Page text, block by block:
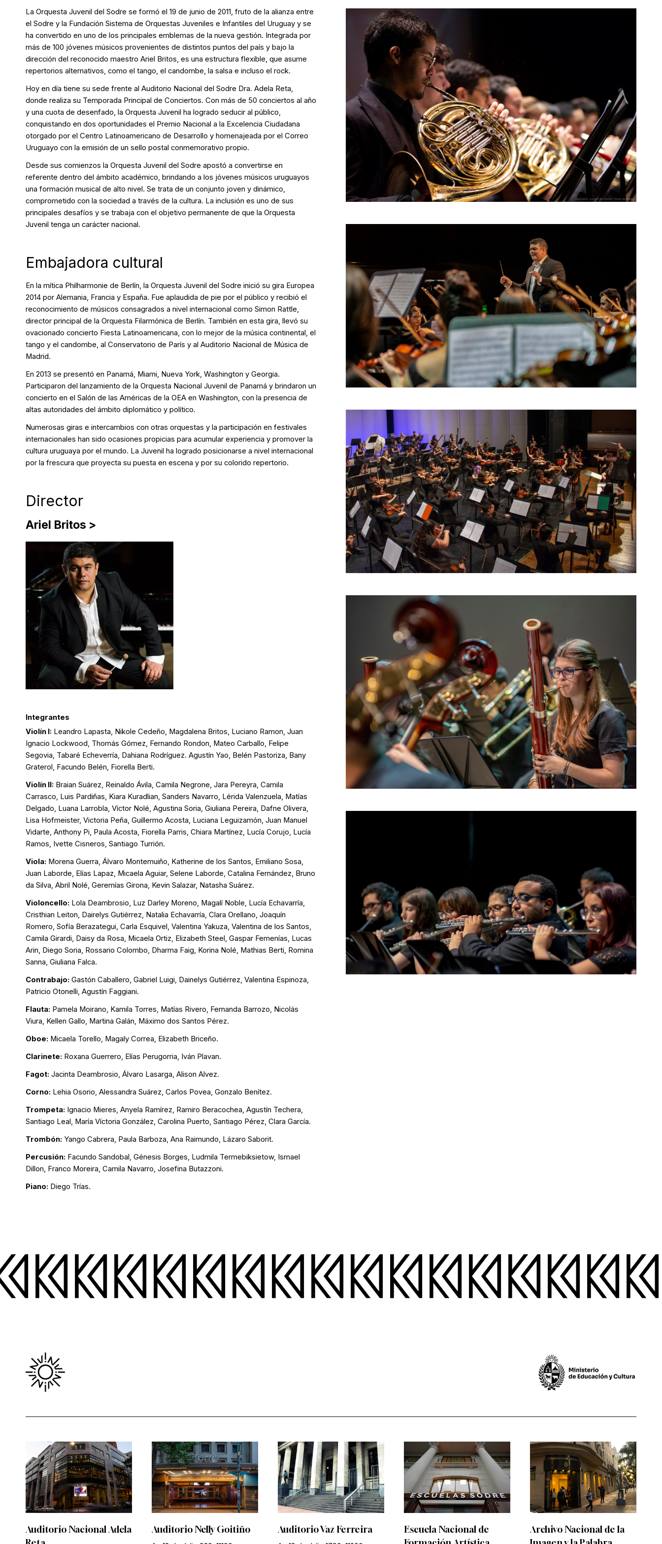
La Orquesta Juvenil del Sodre se formó el 19 de junio de 2011, fruto de la alianza entre
el Sodre y la Fundación Sistema de Orquestas Juveniles e Infantiles del Uruguay y se
ha convertido en uno de los principales emblemas de la nueva gestión. Integrada por
más de 100 jóvenes músicos provenientes de distintos puntos del país y bajo la
dirección del reconocido maestro Ariel Britos, es una estructura flexible, que asume
repertorios alternativos, como el tango, el candombe, la salsa e incluso el rock.
Hoy en día tiene su sede frente al Auditorio Nacional del Sodre Dra. Adela Reta,
donde realiza su Temporada Principal de Conciertos. Con más de 50 conciertos al año
y una cuota de desenfado, la Orquesta Juvenil ha logrado seducir al público,
conquistando en dos oportunidades el Premio Nacional a la Excelencia Ciudadana
otorgado por el Centro Latinoamericano de Desarrollo y homenajeada por el Correo
Uruguayo con la emisión de un sello postal conmemorativo propio.
Desde sus comienzos la Orquesta Juvenil del Sodre apostó a convertirse en
referente dentro del ámbito académico, brindando a los jóvenes músicos uruguayos
una formación musical de alto nivel. Se trata de un conjunto joven y dinámico,
comprometido con la sociedad a través de la cultura. La inclusión es uno de sus
principales desafíos y se trabaja con el objetivo permanente de que la Orquesta
Juvenil tenga un carácter nacional.
Embajadora cultural
En la mítica Philharmonie de Berlín, la Orquesta Juvenil del Sodre inició su gira Europea
2014 por Alemania, Francia y España. Fue aplaudida de pie por el público y recibió el
reconocimiento de músicos consagrados a nivel internacional como Simon Rattle,
director principal de la Orquesta Filarmónica de Berlín. También en esta gira, llevó su
ovacionado concierto Fiesta Latinoamericana, con lo mejor de la música continental, el
tango y el candombe, al Conservatorio de París y al Auditorio Nacional de Música de
Madrid.
En 2013 se presentó en Panamá, Miami, Nueva York, Washington y Georgia.
Participaron del lanzamiento de la Orquesta Nacional Juvenil de Panamá y brindaron un
concierto en el Salón de las Américas de la OEA en Washington, con la presencia de
altas autoridades del ámbito diplomático y político.
Numerosas giras e intercambios con otras orquestas y la participación en festivales
internacionales han sido ocasiones propicias para acumular experiencia y promover la
cultura uruguaya por el mundo. La Juvenil ha logrado posicionarse a nivel internacional
por la frescura que proyecta su puesta en escena y por su colorido repertorio.
Director
Ariel Britos >
Integrantes
Violín I: Leandro Lapasta, Nikole Cedeño, Magdalena Britos, Luciano Ramon, Juan
Ignacio Lockwood, Thomás Gómez, Fernando Rondon, Mateo Carballo, Felipe
Segovia, Tabaré Echeverría, Dahiana Rodríguez. Agustín Yao, Belén Pastoriza, Bany
Graterol, Facundo Belén, Fiorella Berti.
Violín II: Braian Suárez, Reinaldo Ávila, Camila Negrone, Jara Pereyra, Camila
Carrasco, Luis Pardiñas, Kiara Kuradlian, Sanders Navarro, Lérida Valenzuela, Matías
Delgado, Luana Larrobla, Víctor Nolé, Agustina Soria, Giuliana Pereira, Dafne Olivera,
Lisa Hofmeister, Victoria Peña, Guillermo Acosta, Luciana Leguizamón, Juan Manuel
Vidarte, Anthony Pi, Paula Acosta, Fiorella Parris, Chiara Martínez, Lucía Corujo, Lucía
Ramos, Ivette Cisneros, Santiago Turrión.
Viola: Morena Guerra, Álvaro Montemuiño, Katherine de los Santos, Emiliano Sosa,
Juan Laborde, Elías Lapaz, Micaela Aguiar, Selene Laborde, Catalina Fernández, Bruno
da Silva, Abril Nolé, Geremías Girona, Kevin Salazar, Natasha Suárez.
Violoncello: Lola Deambrosio, Luz Darley Moreno, Magalí Noble, Lucía Echavarría,
Cristhian Leiton, Dairelys Gutiérrez, Natalia Echavarría, Clara Orellano, Joaquín
Romero, Sofía Berazategui, Carla Esquivel, Valentina Yakuza, Valentina de los Santos,
Camila Girardi, Daisy da Rosa, Micaela Ortiz, Elizabeth Steel, Gaspar Femenías, Lucas
Arin, Diego Soria, Rossario Colombo, Dharma Faig, Korina Nolé, Mathias Berti, Romina
Sanna, Giuliana Falca.
Contrabajo: Gastón Caballero, Gabriel Luigi, Dainelys Gutiérrez, Valentina Espinoza,
Patricio Otonelli, Agustín Faggiani.
Flauta: Pamela Moirano, Kamila Torres, Matías Rivero, Fernanda Barrozo, Nicolás
Viura, Kellen Gallo, Martina Galán, Máximo dos Santos Pérez.
Oboe: Micaela Torello, Magaly Correa, Elizabeth Briceño.
Clarinete: Roxana Guerrero, Elías Perugorria, Iván Plavan.
Fagot: Jacinta Deambrosio, Álvaro Lasarga, Alison Alvez.
Corno: Lehia Osorio, Alessandra Suárez, Carlos Povea, Gonzalo Benítez.
Trompeta: Ignacio Mieres, Anyela Ramírez, Ramiro Beracochea, Agustín Techera,
Santiago Leal, María Víctoria González, Carolina Puerto, Santiago Pérez, Clara García.
Trombón: Yango Cabrera, Paula Barboza, Ana Raimundo, Lázaro Saborit.
Percusión: Facundo Sandobal, Génesis Borges, Ludmila Termebiksietow, Ismael
Dillon, Franco Moreira, Camila Navarro, Josefina Butazzoni.
Piano: Diego Trías.
Auditorio Nacional Adela
Auditorio Nelly Goitiño Auditorio Vaz Ferreira
Escuela Nacional de
Archivo Nacional de la